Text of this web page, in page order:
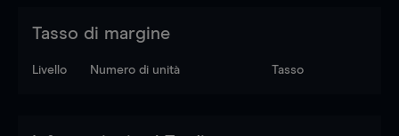
Tasso di margine
Livello Numero di unità Tasso